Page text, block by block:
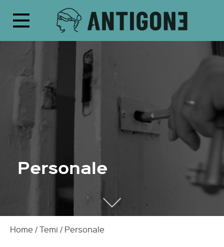
Personale
Home / Temi / Personale